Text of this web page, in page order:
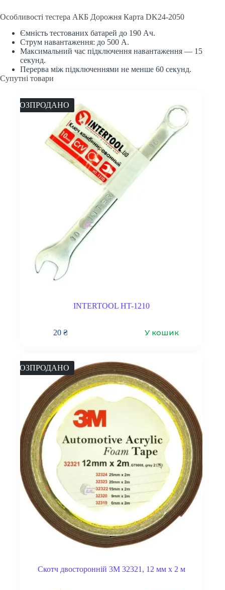
Особливості тестера АКБ Дорожня Карта DK24-2050
Ємність тестованих батарей до 190 Ач.
Струм навантаження: до 500 А.
Максимальний час підключення навантаження — 15
секунд.
Перерва між підключеннями не менше 60 секунд.
Супутні товари
РОЗПРОДАНО
INTERTOOL HT-1210
20₴ У кошик
РОЗПРОДАНО
Скотч двосторонній 3M 32321, 12 мм x 2 м